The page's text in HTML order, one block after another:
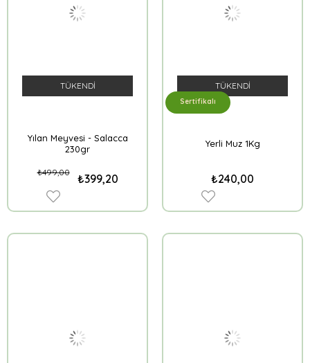
TÜKENDI
Yılan Meyvesi - Salacca
230gr
₺399,20
₺499,00
TÜKENDI
Yerli Muz 1Kg
₺240,00
Sertifikalı